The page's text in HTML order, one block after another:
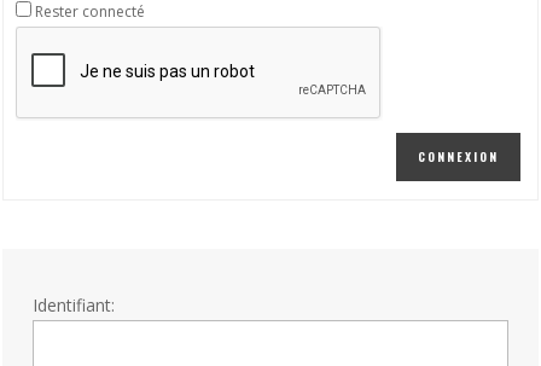
Rester connecté
CONNEXION
Identifiant: